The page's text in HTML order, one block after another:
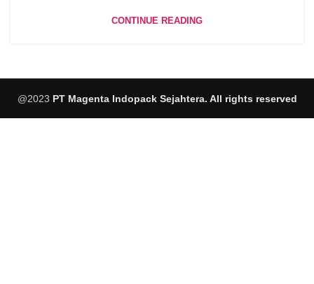
CONTINUE READING
@2023 PT Magenta Indopack Sejahtera. All rights reserved